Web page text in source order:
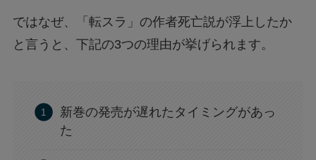
ではなぜ、「転スラ」の作者死亡説が浮上したか
と言うと、下記の3つの理由が挙げられます。
新巻の発売が遅れたタイミングがあっ
た